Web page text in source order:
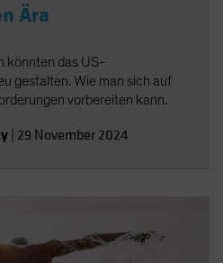
Ära
könnten das US-
gestalten. Wie man sich auf
vorbereiten kann.
29 November 2024